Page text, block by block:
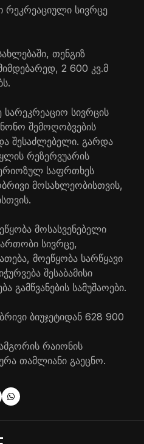
რეკრეაციული სივრცე
თენგიზ
2 600 კვ.მ
სივრცის
შემოღობვების
შესაძლებელი. გარდა
რეზერვუარის
საფრთხეს
მოსახლეობისთვის,
მოსასვენებელი
სივრცე,
მოეწყობა სარწყავი
შესაბამისი
გამწვანების სამუშაოები.
ბიუჯეტიდან 628 900
რაიონის
თამლიანი გაეცნო.